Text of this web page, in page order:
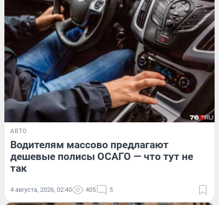
АВТО
Водителям массово предлагают
дешевые полисы ОСАГО — что тут не
так
4 августа, 2026, 02:40 405 5